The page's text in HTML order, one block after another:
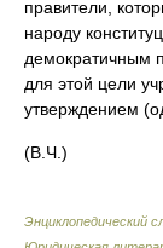
правители,
народу
демократичным
для этой цели
утверждением
(В.Ч.)
Энциклопедический